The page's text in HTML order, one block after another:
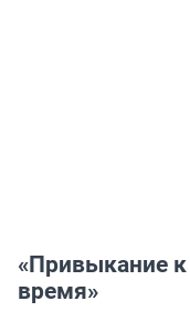
«Привыкание
время»